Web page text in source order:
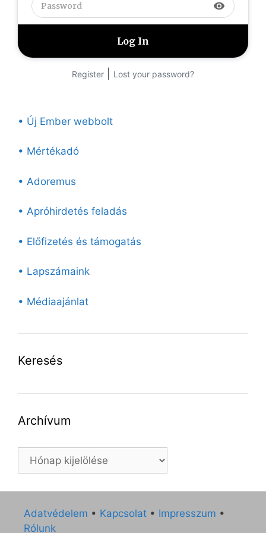
visibility
Register Lost your password?
• Új Ember webbolt
• Mértékadó
• Adoremus
• Apróhirdetés feladás
• Előfizetés és támogatás
• Lapszámaink
• Médiaajánlat
Keresés
Archívum
Archívum
Adatvédelem • Kapcsolat • Impresszum •
Rólunk